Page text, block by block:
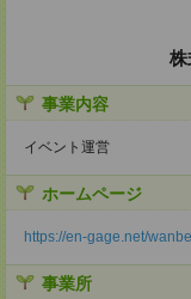
株
事業内容
イベント運営
ホームページ
https://en-gage.net/
事業所